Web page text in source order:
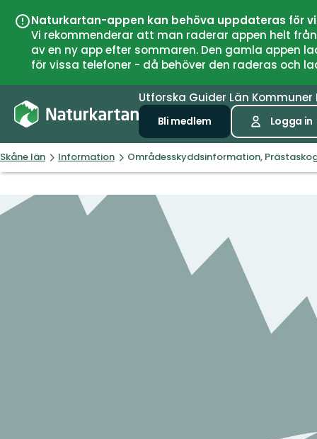
Naturkartan-appen kan behöva uppdateras för
Vi rekommenderar att man raderar appen helt
av en ny app efter sommaren. Den gamla
för vissa telefoner - då behöver den raderas och
Utforska Guider Län Kommuner
Bli medlem Logga in
Skåne län Information Områdesskyddsinformation,